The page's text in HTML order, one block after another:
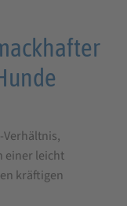
Verhältnis,
einer leicht
kräftigen